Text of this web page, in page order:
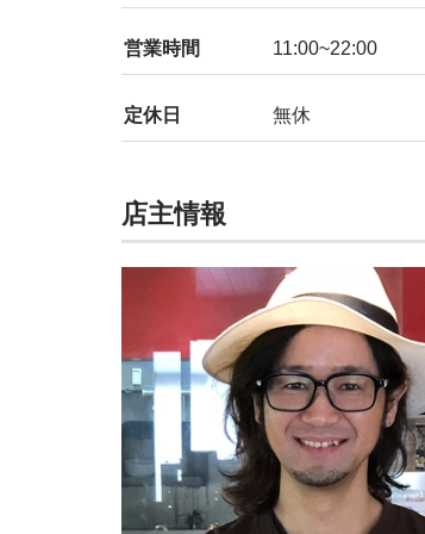
営業時間 11:00~22:00
定休日 無休
店主情報